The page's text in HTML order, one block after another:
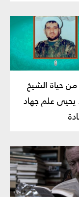
حياة الشيخ
يحيى‏ علم جهاد